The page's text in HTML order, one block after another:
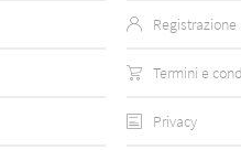
Registrazione
Termini e
Privacy